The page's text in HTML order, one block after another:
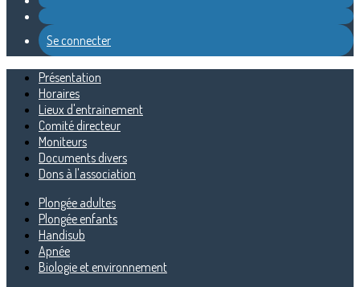
Se connecter
Présentation
Horaires
Lieux d'entrainement
Comité directeur
Moniteurs
Documents divers
Dons à l'association
Plongée adultes
Plongée enfants
Handisub
Apnée
Biologie et environnement